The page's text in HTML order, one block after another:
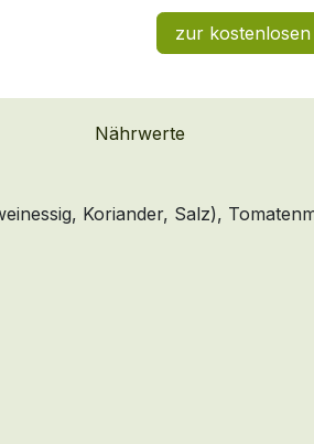
zur
Nährwerte
Koriander, Salz),